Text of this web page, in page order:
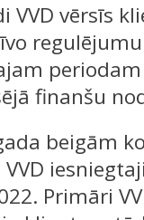
VVD vērsīs
finanšu
beigām
VVD
Primāri